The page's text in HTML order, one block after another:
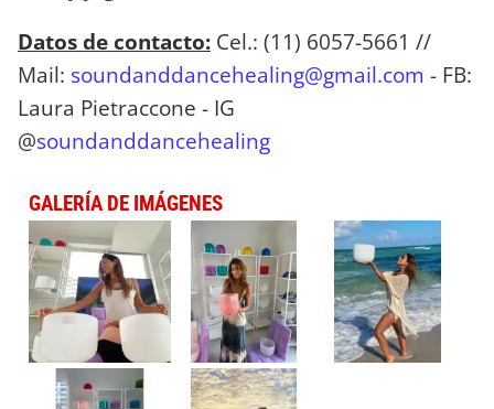
Datos de contacto: Cel.: (11) 6057-5661 //
Mail: soundanddancehealing@gmail.com - FB:
Laura Pietraccone - IG
@soundanddancehealing
GALERÍA DE IMÁGENES